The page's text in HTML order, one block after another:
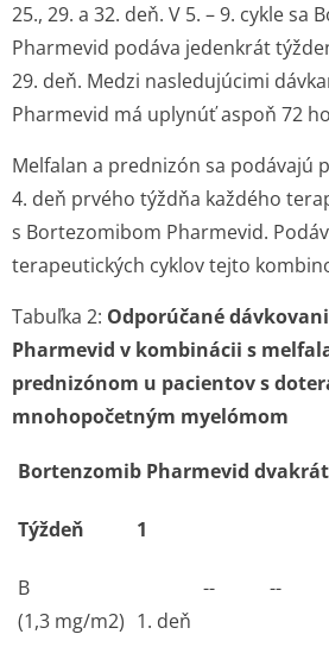
25., 29. a 32. deň. V 5. – 9. cykle sa
Pharmevid podáva jedenkrát
29. deň. Medzi nasledujúcimi
Pharmevid má uplynúť aspoň 72
Melfalan a prednizón sa podávajú
4. deň prvého týždňa každého
s Bortezomibom Pharmevid.
terapeutických cyklov tejto
Tabuľka 2: Odporúčané
Pharmevid v kombinácii s
prednizónom u pacientov s
mnohopočetným myelómom
Bortenzomib Pharmevid
Týždeň 1
B
(1,3 mg/m2) 1. deň
--
--